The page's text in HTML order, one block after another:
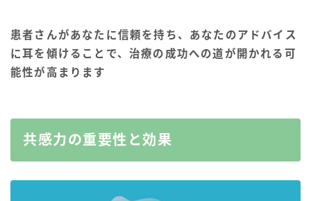
患者さんがあなたに信頼を持ち、あなたのアドバイス
に耳を傾けることで、治療の成功への道が開かれる可
能性が高まります
共感力の重要性と効果